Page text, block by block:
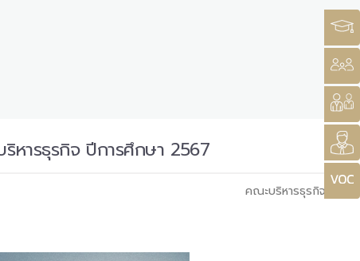
หารธุรกิจ ปีการศึกษา 2567
คณะบริหารธุรกิจ